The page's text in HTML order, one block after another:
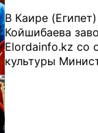
В Каире
Койшибаева
Elordainfo.kz со
культуры